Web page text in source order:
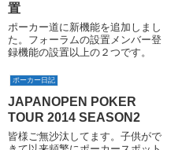
置
ポーカー道に新機能を追加しまし
た。フォーラムの設置メンバー登
録機能の設置以上の２つです。
ポーカー日記
JAPANOPEN POKER
TOUR 2014 SEASON2
皆様ご無沙汰してます。子供がで